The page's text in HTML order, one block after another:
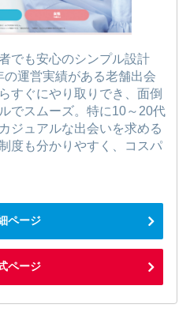
でも安心のシンプル設計
の運営実績がある老舗出会
すぐにやり取りでき、面倒
でスムーズ。特に10～20代
ジュアルな出会いを求める
度も分かりやすく、コスパ
ページ
ページ